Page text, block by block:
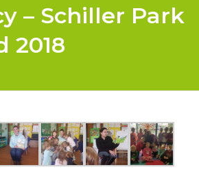
– Schiller Park
2018